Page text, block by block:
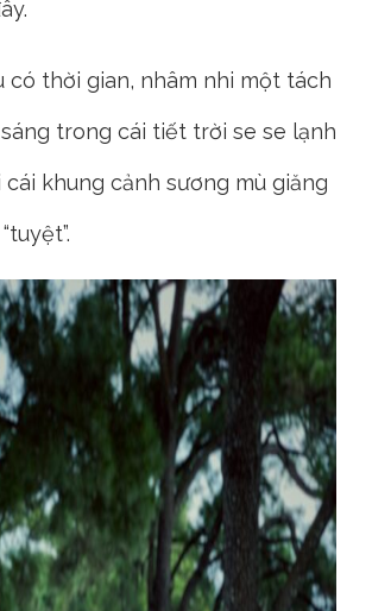
có thời gian, nhâm nhi một tách
trong cái tiết trời se se lạnh
cái khung cảnh sương mù giăng